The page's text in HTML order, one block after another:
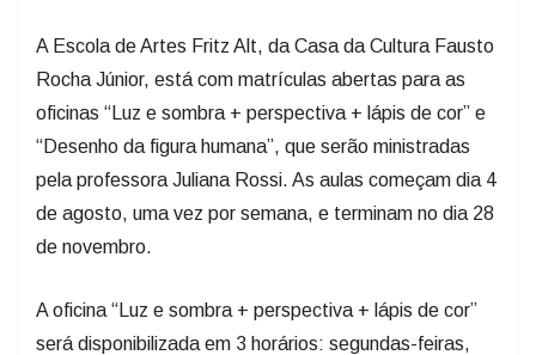
A Escola de Artes Fritz Alt, da Casa da Cultura Fausto
Rocha Júnior, está com matrículas abertas para as
oficinas “Luz e sombra + perspectiva + lápis de cor” e
“Desenho da figura humana”, que serão ministradas
pela professora Juliana Rossi. As aulas começam dia 4
de agosto, uma vez por semana, e terminam no dia 28
de novembro.
A oficina “Luz e sombra + perspectiva + lápis de cor”
será disponibilizada em 3 horários: segundas-feiras,